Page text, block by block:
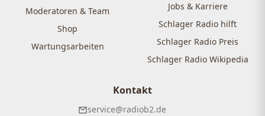
Moderatoren & Team
Shop
Wartungsarbeiten
Jobs & Karriere
Schlager Radio hilft
Schlager Radio Preis
Schlager Radio Wikipedia
Kontakt
service@radiob2.de